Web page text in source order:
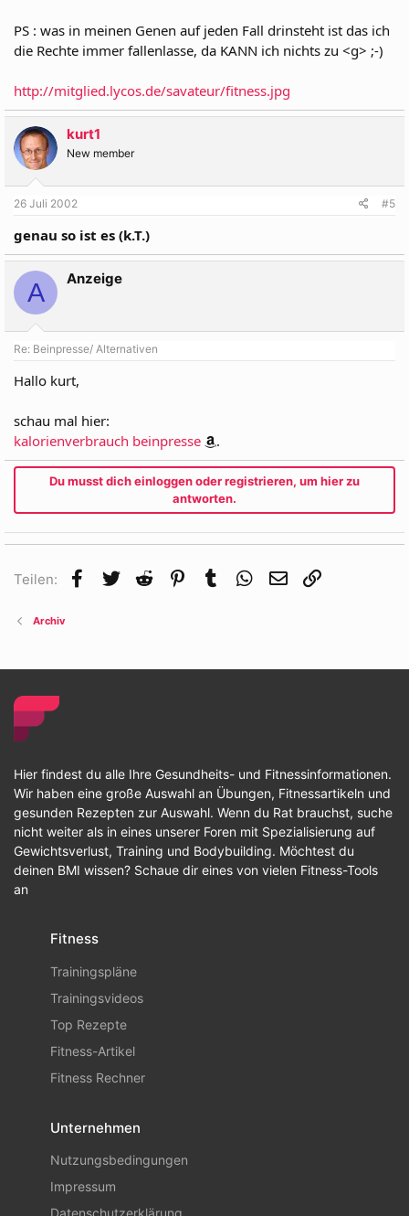
PS : was in meinen Genen auf jeden Fall drinsteht ist das ich
die Rechte immer fallenlasse, da KANN ich nichts zu <g> ;-)
http://mitglied.lycos.de/savateur/fitness.jpg
kurt1
New member
26 Juli 2002 #5
genau so ist es (k.T.)
A Anzeige
Re: Beinpresse/ Alternativen
Hallo kurt,
schau mal hier:
kalorienverbrauch beinpresse
.
Du musst dich einloggen oder registrieren, um hier zu
antworten.
Teilen: Facebook
Twitter Reddit Pinterest
Tumblr WhatsApp
E-Mail
Archiv
Hier findest du alle Ihre Gesundheits- und Fitnessinformationen.
Wir haben eine große Auswahl an Übungen, Fitnessartikeln und
gesunden Rezepten zur Auswahl. Wenn du Rat brauchst, suche
nicht weiter als in eines unserer Foren mit Spezialisierung auf
Gewichtsverlust, Training und Bodybuilding. Möchtest du
deinen BMI wissen? Schaue dir eines von vielen Fitness-Tools
an
Fitness
Trainingspläne
Trainingsvideos
Top Rezepte
Fitness-Artikel
Fitness Rechner
Unternehmen
Nutzungsbedingungen
Impressum
Datenschutzerklärung